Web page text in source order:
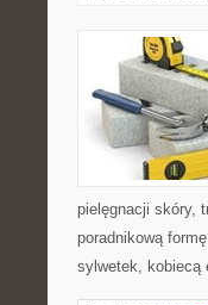
pielęgnacji skóry,
poradnikową
sylwetek, kobiecą